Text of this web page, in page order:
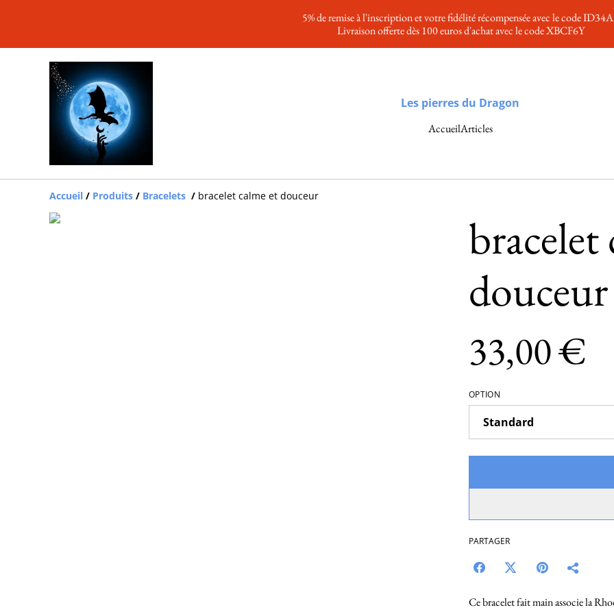
5% de remise à l'inscription et votre fidélité récompensée avec le code
Livraison offerte dès 100 euros d'achat avec le code XBCF6Y
Les pierres du Dragon
AccueilArticles
Accueil / Produits / Bracelets / bracelet calme et douceur
bracelet
douceur
33,00 €
OPTION
PARTAGER
Ce bracelet fait main associe la